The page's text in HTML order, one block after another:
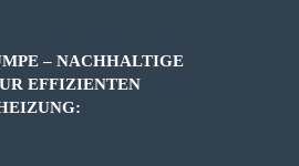
– NACHHALTIGE
EFFIZIENTEN